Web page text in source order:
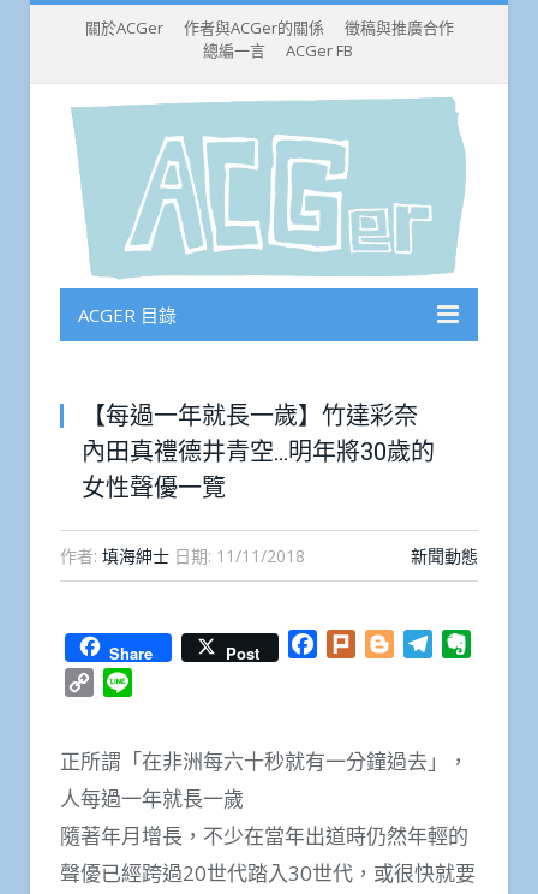
關於ACGer 作者與ACGer的關係
徵稿與推廣合作
總編一言
ACGer FB
ACGER 目錄
【每過一年就長一歲】竹達彩奈
內田真禮德井青空…明年將30歲的
女性聲優一覽
作者: 填海紳士 日期: 11/11/2018 新聞動態
Share Post Facebook
Plurk BloggerTelegram
Copy
正所謂「在非洲每六十秒就有一分鐘過去」，
人每過一年就長一歲
隨著年月增長，不少在當年出道時仍然年輕的
聲優已經跨過20世代踏入30世代，或很快就要